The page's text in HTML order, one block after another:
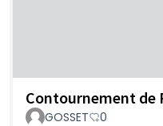
Contournement de
GOSSET 0